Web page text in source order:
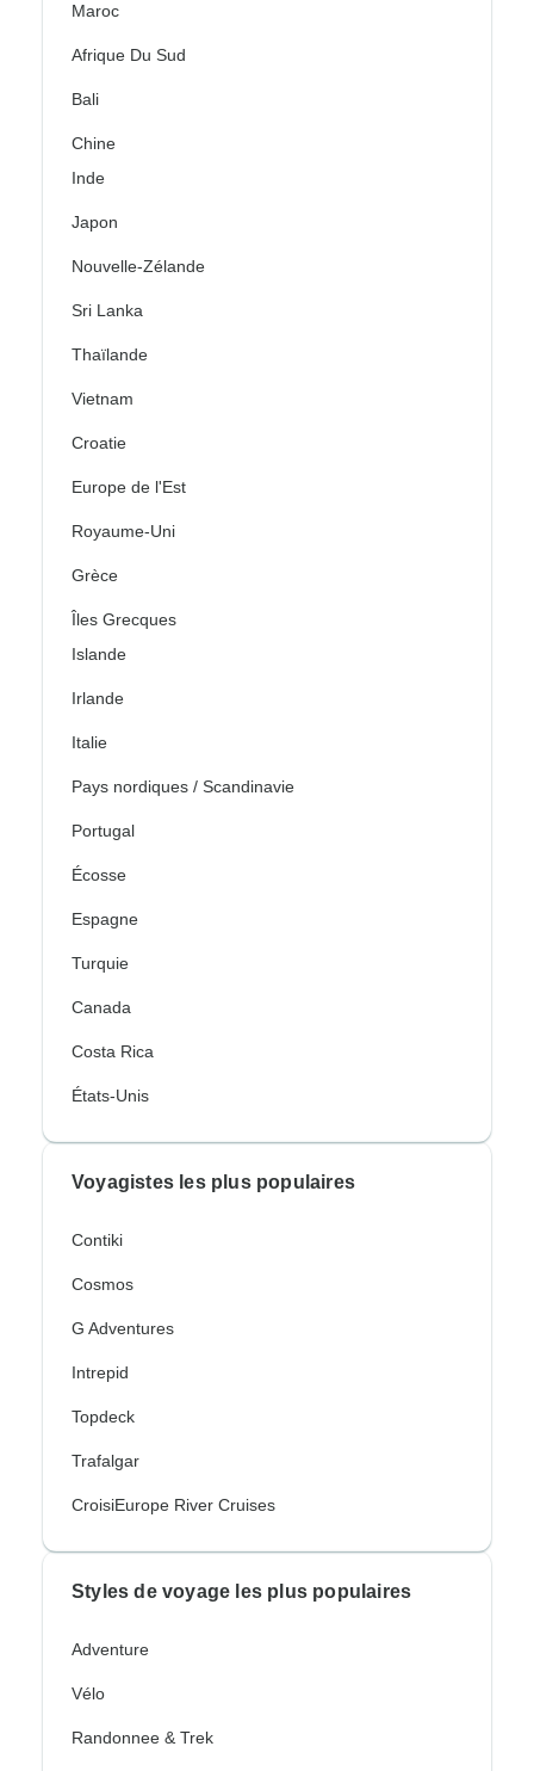
Maroc
Afrique Du Sud
Bali
Chine
Inde
Japon
Nouvelle-Zélande
Sri Lanka
Thaïlande
Vietnam
Croatie
Europe de l'Est
Royaume-Uni
Grèce
Îles Grecques
Islande
Irlande
Italie
Pays nordiques / Scandinavie
Portugal
Écosse
Espagne
Turquie
Canada
Costa Rica
États-Unis
Voyagistes les plus populaires
Contiki
Cosmos
G Adventures
Intrepid
Topdeck
Trafalgar
CroisiEurope River Cruises
Styles de voyage les plus populaires
Adventure
Vélo
Randonnee & Trek